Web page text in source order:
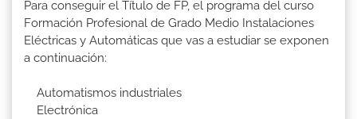
Para conseguir el Título de FP, el programa del curso
Formación Profesional de Grado Medio Instalaciones
Eléctricas y Automáticas que vas a estudiar se exponen
a continuación:
Automatismos industriales
Electrónica